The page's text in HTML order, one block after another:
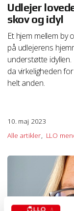
Udlejer
skov og idyl
Et hjem mellem by
på udlejerens
understøtte idyllen.
da virkeligheden
helt anden.
10. maj 2023
Alle artikler
LLO